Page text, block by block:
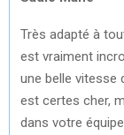
Très adapté à
est vraiment
une belle vitesse
est certes cher,
dans votre